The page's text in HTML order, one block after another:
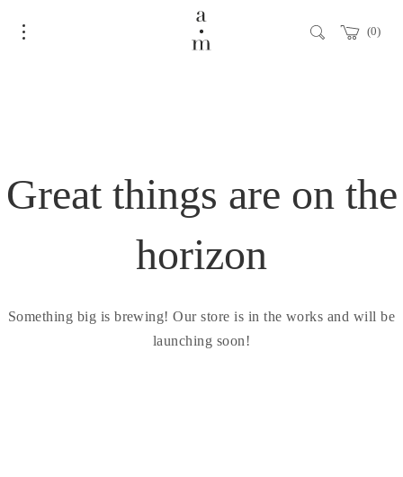
0
Great things are on the
horizon
Something big is brewing! Our store is in the works and will be
launching soon!